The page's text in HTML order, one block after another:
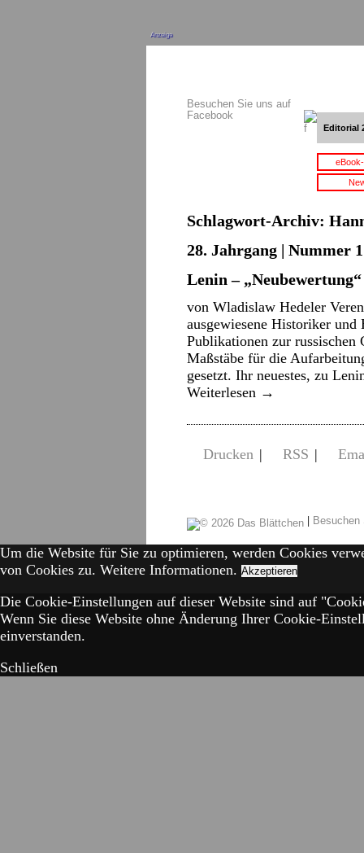
Anzeige
Besuchen Sie uns auf
Facebook
Editorial
Schlagwort-Archiv:
28. Jahrgang | Nummer
Lenin –
von Wladislaw Hedeler
ausgewiesene Historiker
Publikationen zur russischen
Maßstäbe für die
gesetzt. Ihr neuestes, zu
Weiterlesen →
Drucken | RSS |
|
Um die Website für Sie zu optimieren, werden Cookies
von Cookies zu. Weitere Informationen. Akzeptieren
Die Cookie-Einstellungen auf dieser Website sind auf
Wenn Sie diese Website ohne Änderung Ihrer Cookie-
einverstanden.
Schließen